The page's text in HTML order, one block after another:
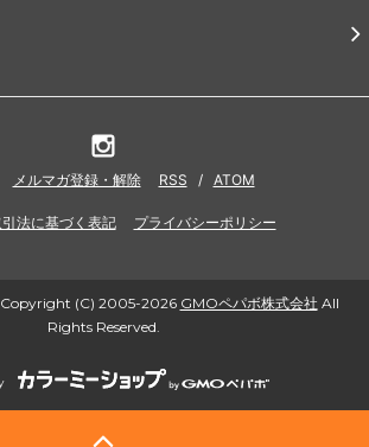
メルマガ登録・解除 RSS / ATOM
法に基づく表記 プライバシーポリシー
(C) 2005-2026 GMOペパボ株式会社 All
Rights Reserved.